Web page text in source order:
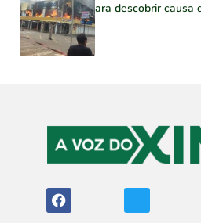
para descobrir causa